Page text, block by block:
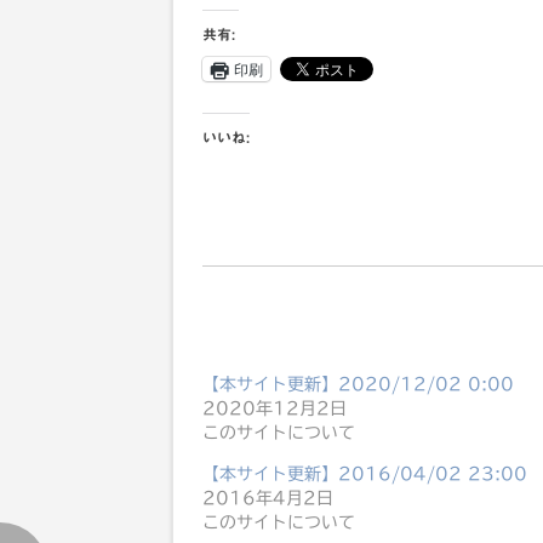
共有:
印刷
いいね:
【本サイト更新】2020/12/02 0:00
2020年12月2日
このサイトについて
【本サイト更新】2016/04/02 23:00
2016年4月2日
このサイトについて